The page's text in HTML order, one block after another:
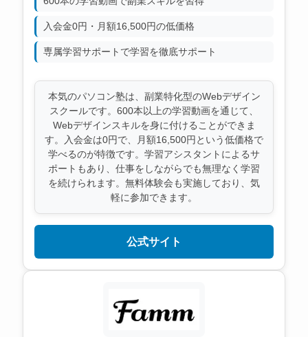
入会金0円・月額16,500円の低価格
専属学習サポートで学習を徹底サポート
本気のパソコン塾は、副業特化型のWebデザイン
スクールです。600本以上の学習動画を通じて、
Webデザインスキルを身に付けることができま
す。入会金は0円で、月額16,500円という低価格で
学べるのが特徴です。学習アシスタントによるサ
ポートもあり、仕事をしながらでも無理なく学習
を続けられます。無料体験会も実施しており、気
軽に参加できます。
公式サイト